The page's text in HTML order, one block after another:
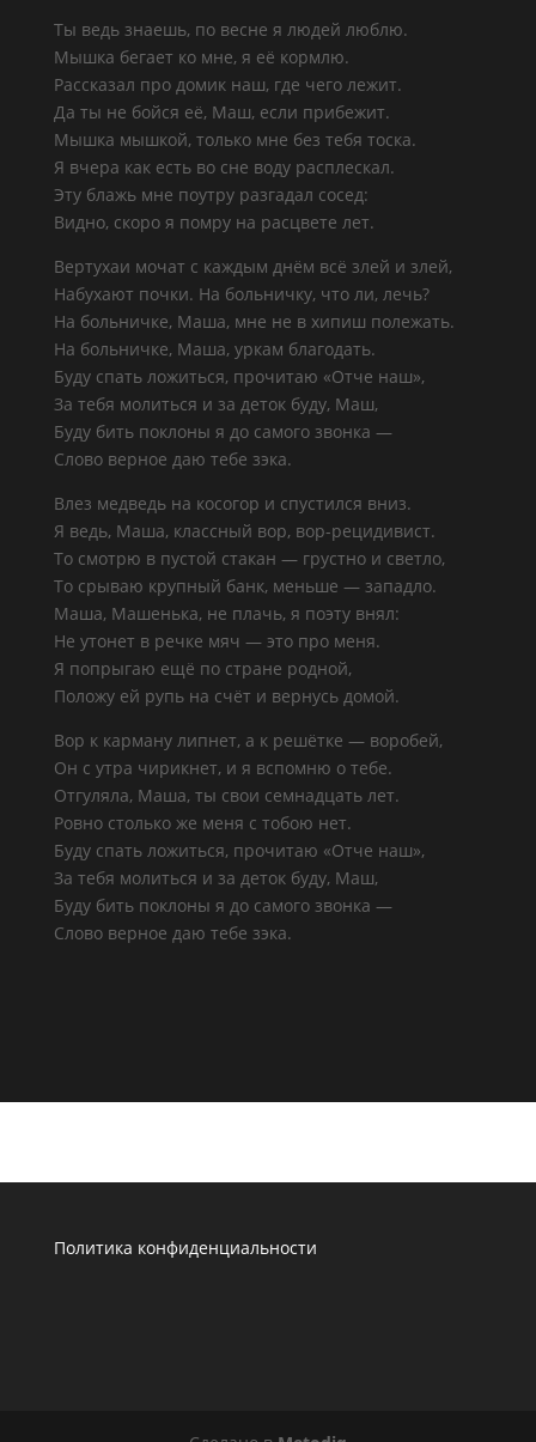
Ты ведь знаешь, по весне я людей люблю.
Мышка бегает ко мне, я её кормлю.
Рассказал про домик наш, где чего лежит.
Да ты не бойся её, Маш, если прибежит.
Мышка мышкой, только мне без тебя тоска.
Я вчера как есть во сне воду расплескал.
Эту блажь мне поутру разгадал сосед:
Видно, скоро я помру на расцвете лет.
Вертухаи мочат с каждым днём всё злей и злей,
Набухают почки. На больничку, что ли, лечь?
На больничке, Маша, мне не в хипиш полежать.
На больничке, Маша, уркам благодать.
Буду спать ложиться, прочитаю «Отче наш»,
За тебя молиться и за деток буду, Маш,
Буду бить поклоны я до самого звонка —
Слово верное даю тебе зэка.
Влез медведь на косогор и спустился вниз.
Я ведь, Маша, классный вор, вор-рецидивист.
То смотрю в пустой стакан — грустно и светло,
То срываю крупный банк, меньше — западло.
Маша, Машенька, не плачь, я поэту внял:
Не утонет в речке мяч — это про меня.
Я попрыгаю ещё по стране родной,
Положу ей рупь на счёт и вернусь домой.
Вор к карману липнет, а к решётке — воробей,
Он с утра чирикнет, и я вспомню о тебе.
Отгуляла, Маша, ты свои семнадцать лет.
Ровно столько же меня с тобою нет.
Буду спать ложиться, прочитаю «Отче наш»,
За тебя молиться и за деток буду, Маш,
Буду бить поклоны я до самого звонка —
Слово верное даю тебе зэка.
Политика конфиденциальности